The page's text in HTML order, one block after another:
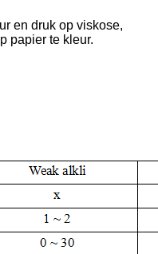
en druk op viskose,
papier te kleur.